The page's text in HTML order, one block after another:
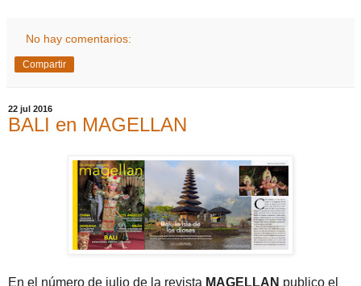
No hay comentarios:
Compartir
22 jul 2016
BALI en MAGELLAN
En el número de julio de la revista MAGELLAN publico el